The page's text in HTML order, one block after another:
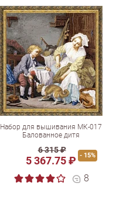
Набор для вышивания МК-017
Балованное дитя
6 315 ₽
5 367.75 ₽ - 15%
8